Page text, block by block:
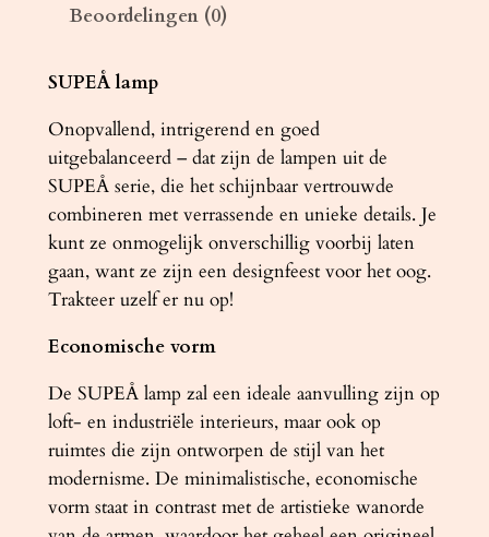
r
O
O
P
5
c
h
r
o
m
a
a
n
t
a
Beoordelingen (0)
SUPEÅ lamp
Onopvallend, intrigerend en goed
uitgebalanceerd – dat zijn de lampen uit de
SUPEÅ serie, die het schijnbaar vertrouwde
combineren met verrassende en unieke details. Je
kunt ze onmogelijk onverschillig voorbij laten
gaan, want ze zijn een designfeest voor het oog.
Trakteer uzelf er nu op!
Economische vorm
De SUPEÅ lamp zal een ideale aanvulling zijn op
loft- en industriële interieurs, maar ook op
ruimtes die zijn ontworpen de stijl van het
modernisme. De minimalistische, economische
vorm staat in contrast met de artistieke wanorde